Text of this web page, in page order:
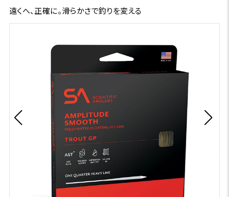
遠くへ、正確に。滑らかさで釣りを変える